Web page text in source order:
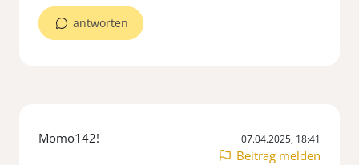
antworten
Momo142! 07.04.2025, 18:41
Beitrag melden